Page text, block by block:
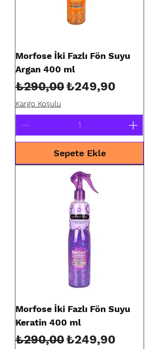
Morfose İki Fazlı Fön Suyu
Argan 400 ml
Normal Fiyat
₺290,00İndirimli Fiyat
₺249,90
Kargo Koşulu
Sepete Ekle
Morfose İki Fazlı Fön Suyu
Keratin 400 ml
Normal Fiyat
₺290,00İndirimli Fiyat
₺249,90